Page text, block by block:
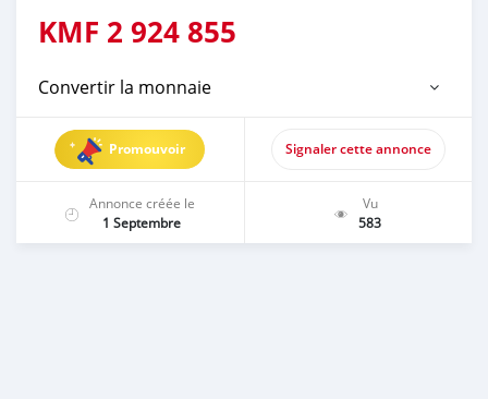
KMF 2 924 855
Convertir la monnaie
Promouvoir Signaler cette annonce
Annonce créée le
1 Septembre
Vu
583